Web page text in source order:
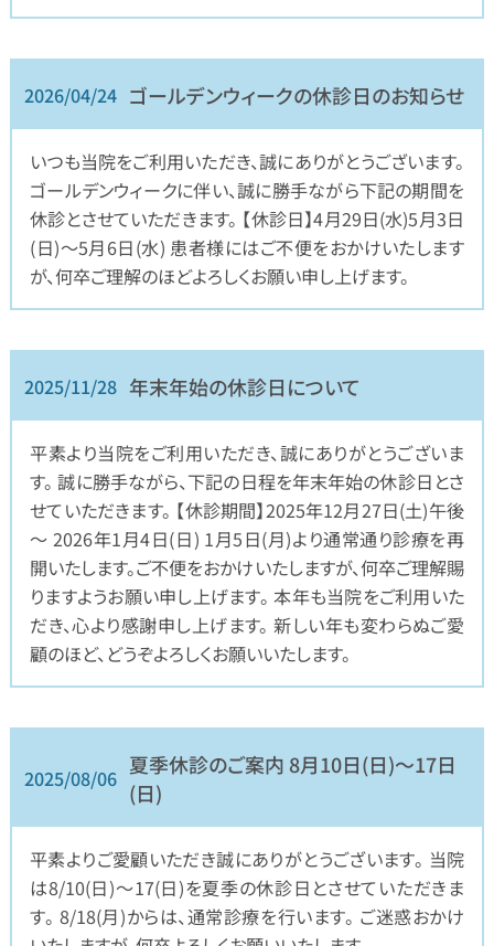
2026/04/24 ゴールデンウィークの休診日のお知らせ
いつも当院をご利用いただき、誠にありがとうございます。
ゴールデンウィークに伴い、誠に勝手ながら下記の期間を
休診とさせていただきます。 【休診日】4月29日(水)5月3日
(日)〜5月6日(水) 患者様にはご不便をおかけいたします
が、何卒ご理解のほどよろしくお願い申し上げます。
2025/11/28 年末年始の休診日について
平素より当院をご利用いただき、誠にありがとうございま
す。 誠に勝手ながら、下記の日程を年末年始の休診日とさ
せていただきます。 【休診期間】2025年12月27日(土)午後
～ 2026年1月4日(日) 1月5日(月)より通常通り診療を再
開いたします。ご不便をおかけいたしますが、何卒ご理解賜
りますようお願い申し上げます。 本年も当院をご利用いた
だき、心より感謝申し上げます。 新しい年も変わらぬご愛
顧のほど、どうぞよろしくお願いいたします。
2025/08/06 夏季休診のご案内 8月10日(日)～17日
(日)
平素よりご愛顧いただき誠にありがとうございます。 当院
は8/10(日)〜17(日)を夏季の休診日とさせていただきま
す。 8/18(月)からは、通常診療を行います。 ご迷惑おかけ